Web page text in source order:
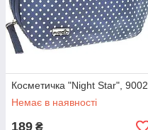
Косметичка "Night Star", 9002
Немає в наявності
189 ₴